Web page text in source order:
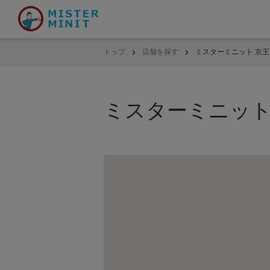
トップ 店舗を探す ミスターミニット 京
ミスターミニッ